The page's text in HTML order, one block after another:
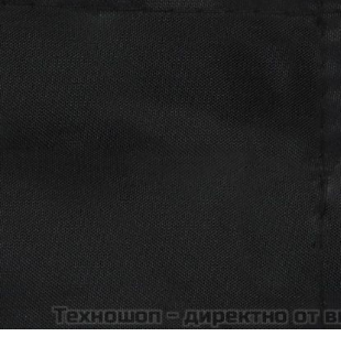
В наличност: 56 бр.
Време за доставка: 5 до 9
Безплатна доставка до адрес при плащане
Цвят:
Черен
Материал:
Оксфорд плат с PU покритие
Размери:
75 x 400 см (Д x Ш)
EAN code:
8720286118580